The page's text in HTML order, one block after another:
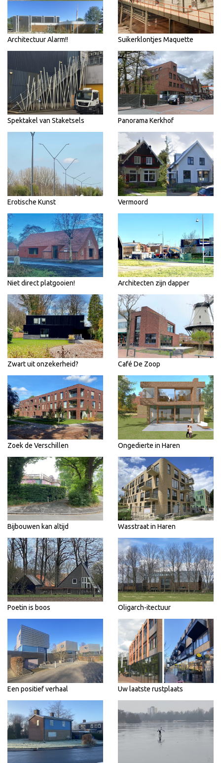
Architectuur Alarm!! Suikerklontjes Maquette
Spektakel van Staketsels Panorama Kerkhof
Erotische Kunst Vermoord
Niet direct platgooien! Architecten zijn dapper
Zwart uit onzekerheid? Café De Zoop
Zoek de Verschillen Ongedierte in Haren
Bijbouwen kan altijd Wasstraat in Haren
Poetin is boos Oligarch-itectuur
Een positief verhaal Uw laatste rustplaats